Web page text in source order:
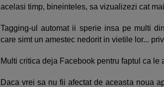
acelasi timp, bineinteles, sa vizualizezi cat
Tagging-ul automat ii sperie insa pe multi
care simt un amestec nedorit in vietile lor...
Multi critica deja Facebook pentru faptul ca le
Daca vrei sa nu fii afectat de aceasta noua